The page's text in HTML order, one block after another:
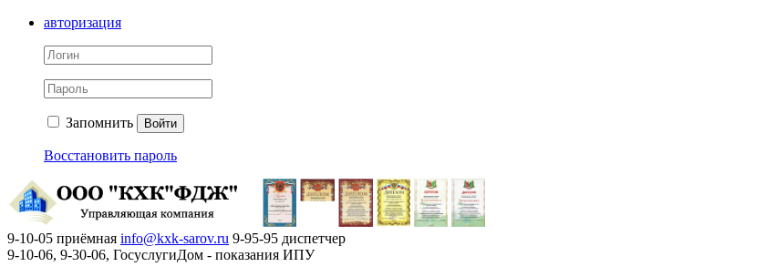
авторизация
Запомнить Войти
Восстановить пароль
9-10-05 приёмная info@kxk-sarov.ru 9-95-95 диспетчер
9-10-06, 9-30-06, ГосуслугиДом - показания ИПУ